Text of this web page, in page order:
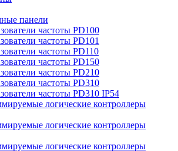
панели
частоты PD100
частоты PD101
частоты PD110
частоты PD150
частоты PD210
частоты PD310
частоты PD310 IP54
логические контроллеры
логические контроллеры
логические контроллеры